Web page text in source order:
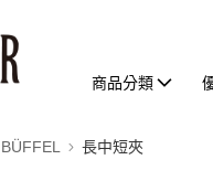
商品分類
長中短夾